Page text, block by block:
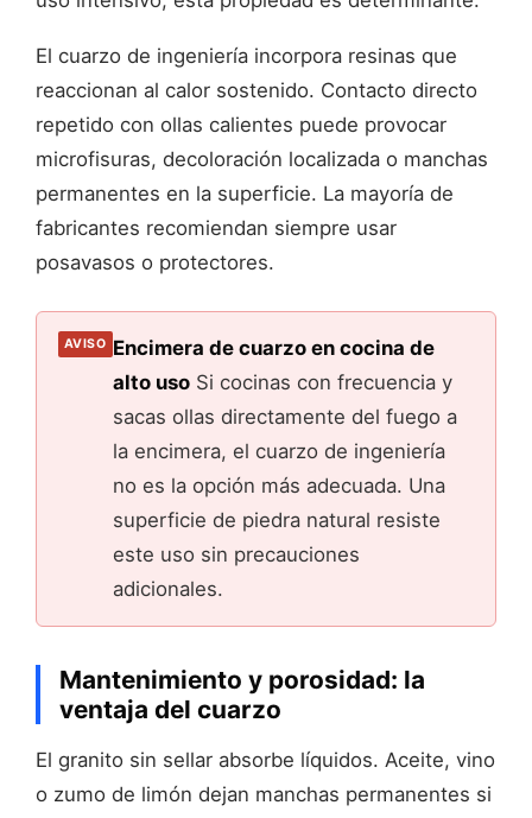
El cuarzo de ingeniería incorpora resinas que
reaccionan al calor sostenido. Contacto directo
repetido con ollas calientes puede provocar
microfisuras, decoloración localizada o manchas
permanentes en la superficie. La mayoría de
fabricantes recomiendan siempre usar
posavasos o protectores.
AVISO Encimera de cuarzo en cocina de
alto usoSi cocinas con frecuencia y
sacas ollas directamente del fuego a
la encimera, el cuarzo de ingeniería
no es la opción más adecuada. Una
superficie de piedra natural resiste
este uso sin precauciones
adicionales.
Mantenimiento y porosidad: la
ventaja del cuarzo
El granito sin sellar absorbe líquidos. Aceite, vino
o zumo de limón dejan manchas permanentes si